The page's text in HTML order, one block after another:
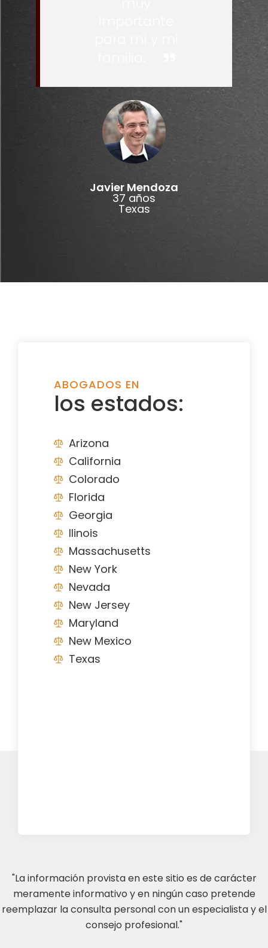
Javier Mendoza
37 años
Texas
ABOGADOS EN
los estados:
Arizona
California
Colorado
Florida
Georgia
Ilinois
Massachusetts
New York
Nevada
New Jersey
Maryland
New Mexico
Texas
"La información provista en este sitio es de carácter
meramente informativo y en ningún caso pretende
reemplazar la consulta personal con un especialista y el
consejo profesional."